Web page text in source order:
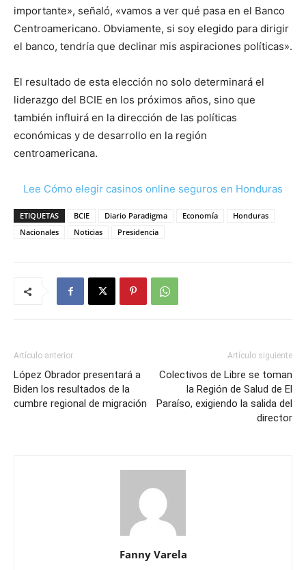
importante», señaló, «vamos a ver qué pasa en el Banco
Centroamericano. Obviamente, si soy elegido para dirigir
el banco, tendría que declinar mis aspiraciones políticas».
El resultado de esta elección no solo determinará el
liderazgo del BCIE en los próximos años, sino que
también influirá en la dirección de las políticas
económicas y de desarrollo en la región
centroamericana.
Lee Cómo elegir casinos online seguros en Honduras
ETIQUETAS BCIE Diario Paradigma Economía
Honduras
Nacionales
Noticias Presidencia
Artículo anterior
López Obrador presentará a
Biden los resultados de la
cumbre regional de migración
Artículo siguiente
Colectivos de Libre se toman
la Región de Salud de El
Paraíso, exigiendo la salida del
director
Fanny Varela